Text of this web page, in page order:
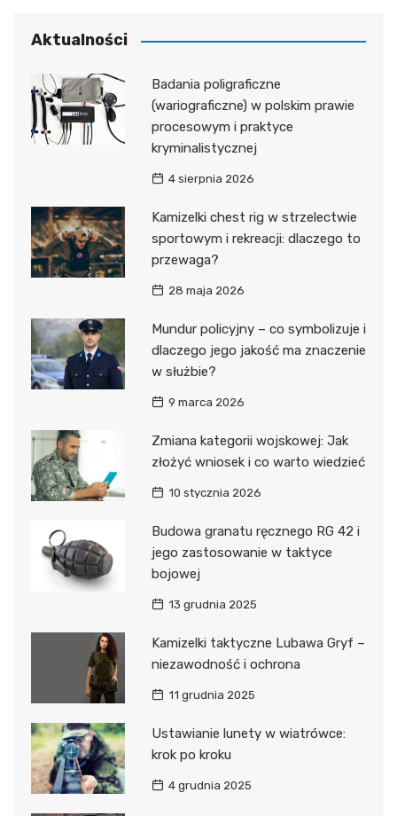
Aktualności
Badania poligraficzne
(wariograficzne) w polskim prawie
procesowym i praktyce
kryminalistycznej
4 sierpnia 2026
Kamizelki chest rig w strzelectwie
sportowym i rekreacji: dlaczego to
przewaga?
28 maja 2026
Mundur policyjny – co symbolizuje i
dlaczego jego jakość ma znaczenie
w służbie?
9 marca 2026
Zmiana kategorii wojskowej: Jak
złożyć wniosek i co warto wiedzieć
10 stycznia 2026
Budowa granatu ręcznego RG 42 i
jego zastosowanie w taktyce
bojowej
13 grudnia 2025
Kamizelki taktyczne Lubawa Gryf –
niezawodność i ochrona
11 grudnia 2025
Ustawianie lunety w wiatrówce:
krok po kroku
4 grudnia 2025